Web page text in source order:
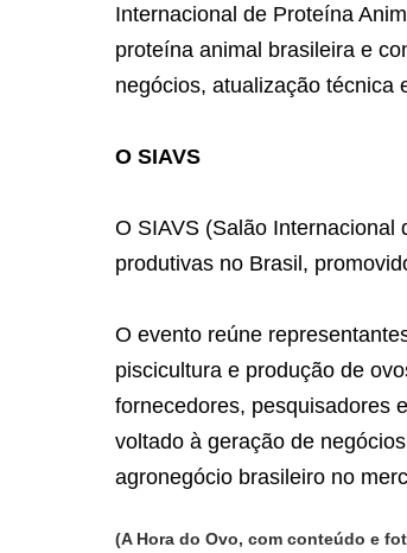
Internacional de Proteína
proteína animal brasileira e
negócios, atualização técnica
O SIAVS
O SIAVS (Salão Internacional
produtivas no Brasil,
O evento reúne
piscicultura e produção de
fornecedores, pesquisadores
voltado à geração de
agronegócio brasileiro no
(A Hora do Ovo, com conteúdo e